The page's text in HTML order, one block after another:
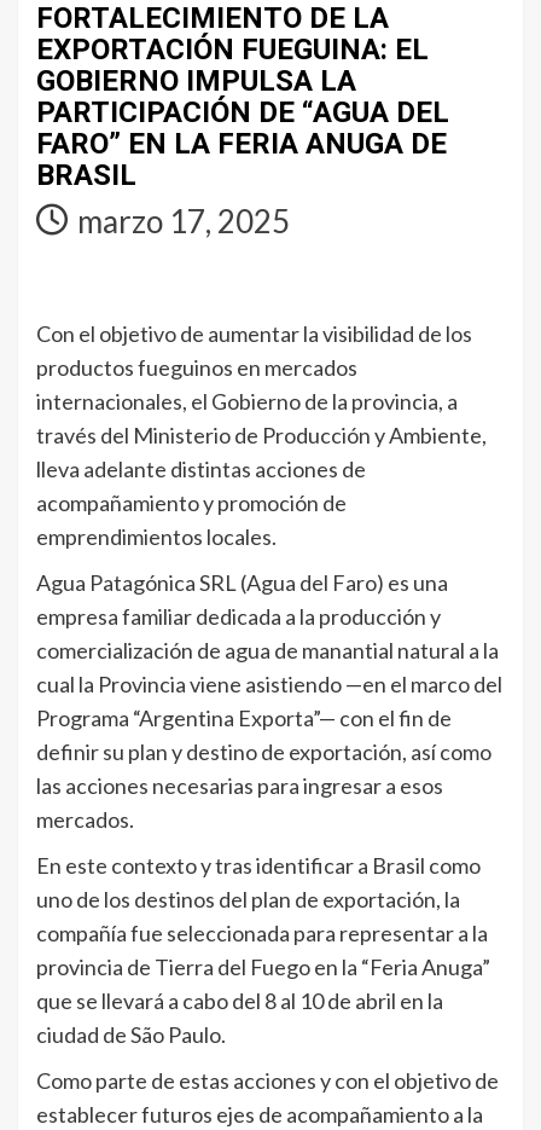
FORTALECIMIENTO DE LA
EXPORTACIÓN FUEGUINA: EL
GOBIERNO IMPULSA LA
PARTICIPACIÓN DE “AGUA DEL
FARO” EN LA FERIA ANUGA DE
BRASIL
marzo 17, 2025
Con el objetivo de aumentar la visibilidad de los
productos fueguinos en mercados
internacionales, el Gobierno de la provincia, a
través del Ministerio de Producción y Ambiente,
lleva adelante distintas acciones de
acompañamiento y promoción de
emprendimientos locales.
Agua Patagónica SRL (Agua del Faro) es una
empresa familiar dedicada a la producción y
comercialización de agua de manantial natural a la
cual la Provincia viene asistiendo —en el marco del
Programa “Argentina Exporta”— con el fin de
definir su plan y destino de exportación, así como
las acciones necesarias para ingresar a esos
mercados.
En este contexto y tras identificar a Brasil como
uno de los destinos del plan de exportación, la
compañía fue seleccionada para representar a la
provincia de Tierra del Fuego en la “Feria Anuga”
que se llevará a cabo del 8 al 10 de abril en la
ciudad de São Paulo.
Como parte de estas acciones y con el objetivo de
establecer futuros ejes de acompañamiento a la